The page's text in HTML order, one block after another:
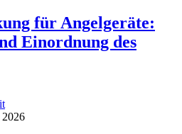
für Angelgeräte:
Einordnung des